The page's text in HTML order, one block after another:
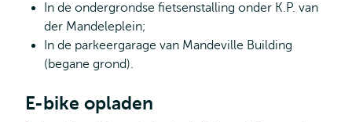
In de ondergrondse fietsenstalling onder K.P. van
der Mandeleplein;
In de parkeergarage van Mandeville Building
(begane grond).
E-bike opladen